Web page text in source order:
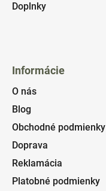
Doplnky
Informácie
O nás
Blog
Obchodné podmienky
Doprava
Reklamácia
Platobné podmienky